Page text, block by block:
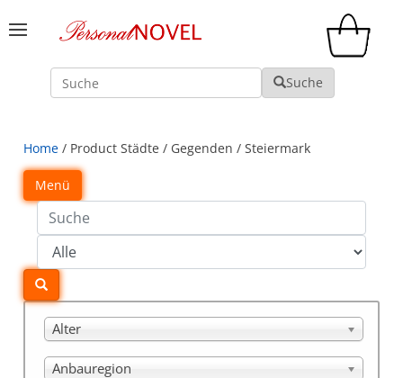
Suche Suche
Home / Product Städte / Gegenden / Steiermark
Menü
Alter
Anbauregion